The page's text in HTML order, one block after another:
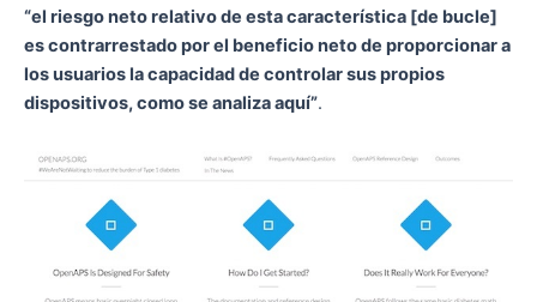
“el riesgo neto relativo de esta característica [de bucle]
es contrarrestado por el beneficio neto de proporcionar a
los usuarios la capacidad de controlar sus propios
dispositivos, como se analiza aquí”.